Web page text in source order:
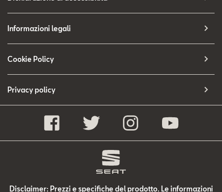
Informazioni legali
Cookie Policy
Privacy policy
Disclaimer: Prezzi e specifiche del prodotto. Le informazioni